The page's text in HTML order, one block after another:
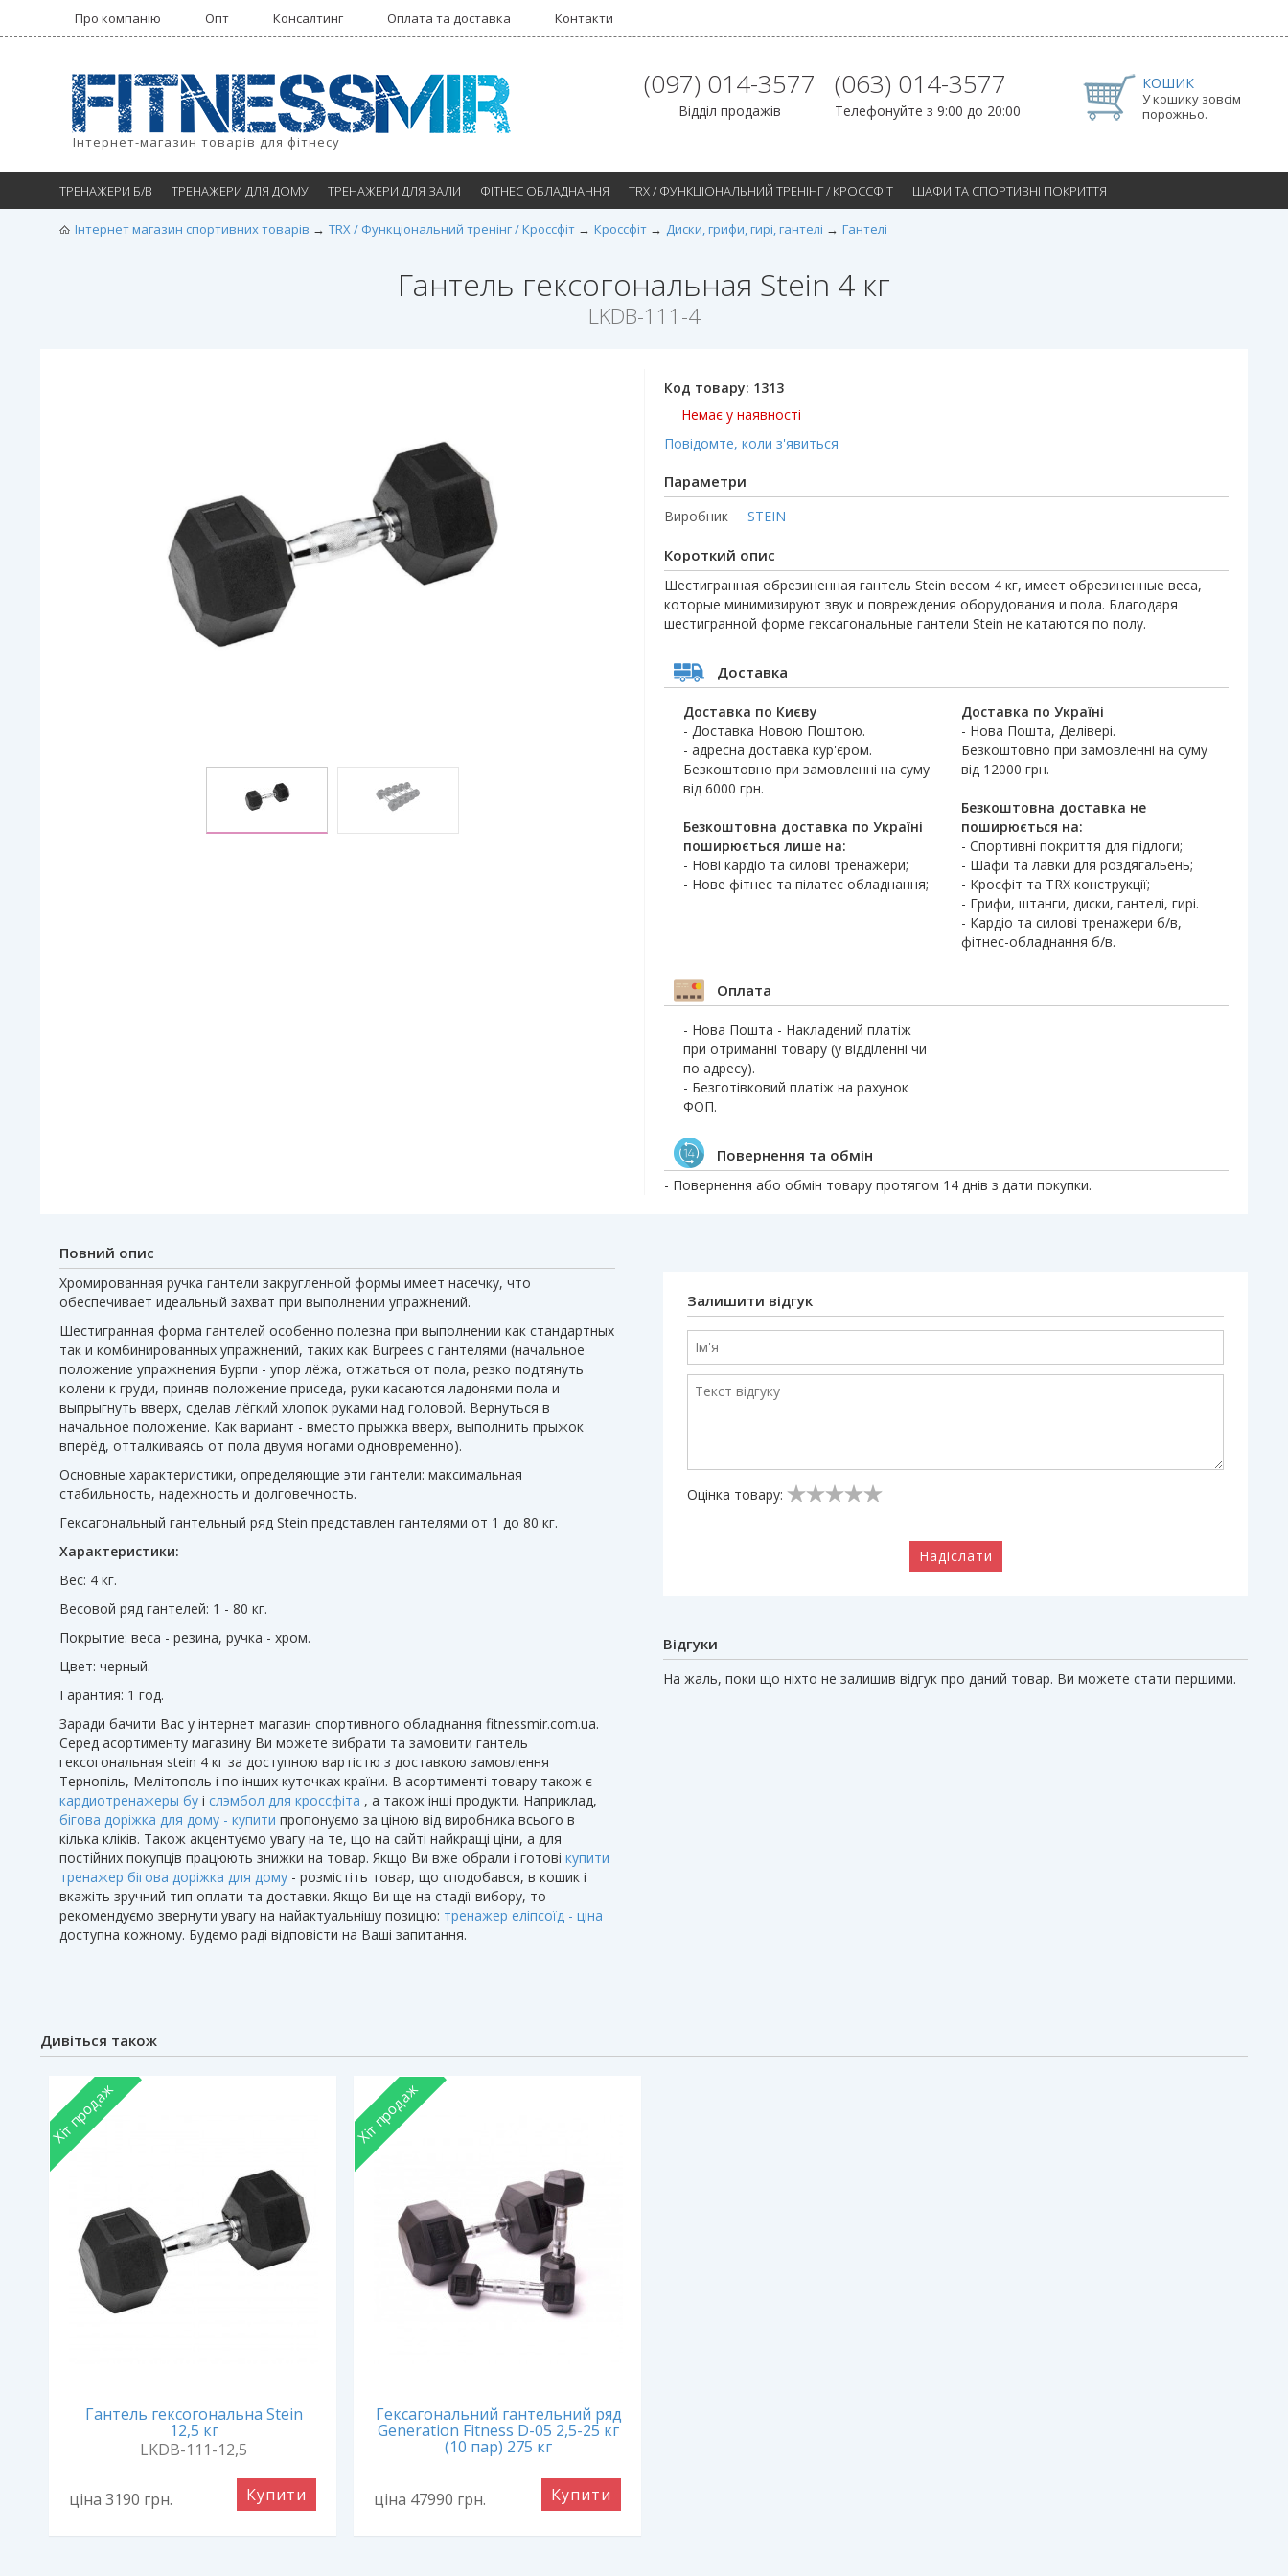
Про компанію Опт Консалтинг Оплата та доставка Контакти
Інтернет-магазин товарів для фітнесу
(063) 014-3577
Телефонуйте з 9:00 до 20:00
(097) 014-3577
Відділ продажів
КОШИК
У кошику зовсім
порожньо.
ТРЕНАЖЕРИ Б/В ТРЕНАЖЕРИ ДЛЯ ДОМУ ТРЕНАЖЕРИ ДЛЯ ЗАЛИ ФІТНЕС ОБЛАДНАННЯ TRX / ФУНКЦІОНАЛЬНИЙ ТРЕНІНГ / КРОССФІТ ШАФИ ТА СПОРТИВНІ ПОКРИТТЯ
Інтернет магазин спортивних товарів TRX / Функціональний тренінг / Кроссфіт Кроссфіт Диски, грифи, гирі, гантелі Гантелі
Гантель гексогональная Stein 4 кг
LKDB-111-4
Код товару: 1313
Немає у наявності
Повідомте, коли з'явиться
Параметри
Виробник STEIN
Короткий опис
Шестигранная обрезиненная гантель Stein весом 4 кг, имеет обрезиненные веса,
которые минимизируют звук и повреждения оборудования и пола. Благодаря
шестигранной форме гексагональные гантели Stein не катаются по полу.
Доставка
Доставка по Києву
- Доставка Новою Поштою.
- адресна доставка кур'єром.
Безкоштовно при замовленні на суму
від 6000 грн.
Безкоштовна доставка по Україні
поширюється лише на:
- Нові кардіо та силові тренажери;
- Нове фітнес та пілатес обладнання;
Доставка по Україні
- Нова Пошта, Делівері.
Безкоштовно при замовленні на суму
від 12000 грн.
Безкоштовна доставка не
поширюється на:
- Спортивні покриття для підлоги;
- Шафи та лавки для роздягальень;
- Кросфіт та TRX конструкції;
- Грифи, штанги, диски, гантелі, гирі.
- Кардіо та силові тренажери б/в,
фітнес-обладнання б/в.
Оплата
- Нова Пошта - Накладений платіж
при отриманні товару (у відділенні чи
по адресу).
- Безготівковий платіж на рахунок
ФОП.
Повернення та обмін
- Повернення або обмін товару протягом 14 днів з дати покупки.
Повний опис
Хромированная ручка гантели закругленной формы имеет насечку, что
обеспечивает идеальный захват при выполнении упражнений.
Шестигранная форма гантелей особенно полезна при выполнении как стандартных
так и комбинированных упражнений, таких как Burpees с гантелями (начальное
положение упражнения Бурпи - упор лёжа, отжаться от пола, резко подтянуть
колени к груди, приняв положение приседа, руки касаются ладонями пола и
выпрыгнуть вверх, сделав лёгкий хлопок руками над головой. Вернуться в
начальное положение. Как вариант - вместо прыжка вверх, выполнить прыжок
вперёд, отталкиваясь от пола двумя ногами одновременно).
Основные характеристики, определяющие эти гантели: максимальная
стабильность, надежность и долговечность.
Гексагональный гантельный ряд Stein представлен гантелями от 1 до 80 кг.
Характеристики:
Вес: 4 кг.
Весовой ряд гантелей: 1 - 80 кг.
Покрытие: веса - резина, ручка - хром.
Цвет: черный.
Гарантия: 1 год.
Заради бачити Вас у інтернет магазин спортивного обладнання fitnessmir.com.ua.
Серед асортименту магазину Ви можете вибрати та замовити гантель
гексогональная stein 4 кг за доступною вартістю з доставкою замовлення
Тернопіль, Мелітополь і по інших куточках країни. В асортименті товару також є
кардиотренажеры бу і слэмбол для кроссфіта , а також інші продукти. Наприклад,
бігова доріжка для дому - купити пропонуємо за ціною від виробника всього в
кілька кліків. Також акцентуємо увагу на те, що на сайті найкращі ціни, а для
постійних покупців працюють знижки на товар. Якщо Ви вже обрали і готові купити
тренажер бігова доріжка для дому - розмістіть товар, що сподобався, в кошик і
вкажіть зручний тип оплати та доставки. Якщо Ви ще на стадії вибору, то
рекомендуємо звернути увагу на найактуальнішу позицію: тренажер еліпсоїд - ціна
доступна кожному. Будемо раді відповісти на Ваші запитання.
Залишити відгук
Оцінка товару:
Надіслати
Відгуки
На жаль, поки що ніхто не залишив відгук про даний товар. Ви можете стати першими.
Дивіться також
Хіт продаж
Гантель гексогональна Stein
12,5 кг
LKDB-111-12,5
ціна 3190 грн. Купити
Хіт продаж
Гексагональний гантельний ряд
Generation Fitness D-05 2,5-25 кг
(10 пар) 275 кг
ціна 47990 грн. Купити